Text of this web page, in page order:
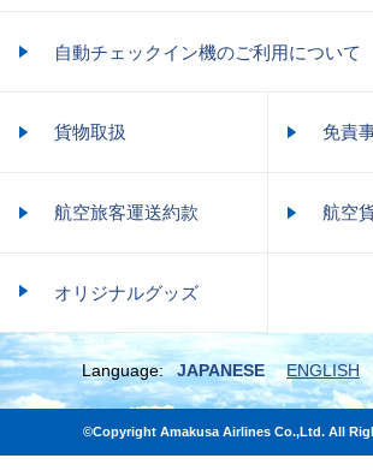
自動チェックイン機のご利用について
貨物取扱 免責
航空旅客運送約款 航空
オリジナルグッズ
Language: JAPANESE ENGLISH
©Copyright Amakusa Airlines Co.,Ltd. All